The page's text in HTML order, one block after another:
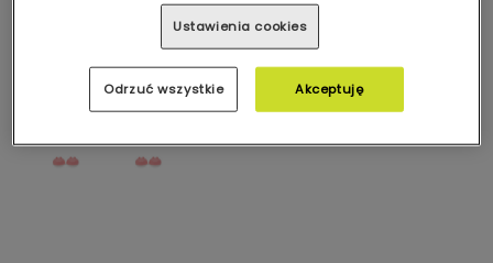
Ustawienia cookies
Odrzuć wszystkie Akceptuję